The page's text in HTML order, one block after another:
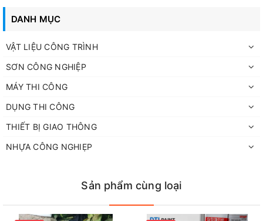
DANH MỤC
VẬT LIỆU CÔNG TRÌNH
SƠN CÔNG NGHIỆP
MÁY THI CÔNG
DỤNG THI CÔNG
THIẾT BỊ GIAO THÔNG
NHỰA CÔNG NGHIẸP
Sản phẩm cùng loại